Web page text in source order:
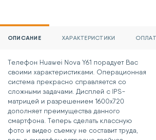
ОПИСАНИЕ ХАРАКТЕРИСТИКИ
Телефон Huawei Nova Y61 порадует Вас
своими характеристиками. Операционная
система прекрасно справляется со
сложными задачами. Дисплей с IPS-
матрицей и разрешением 1600х720
дополняет преимущества данного
смартфона. Теперь сделать классную
фото и видео съемку не составит труда,